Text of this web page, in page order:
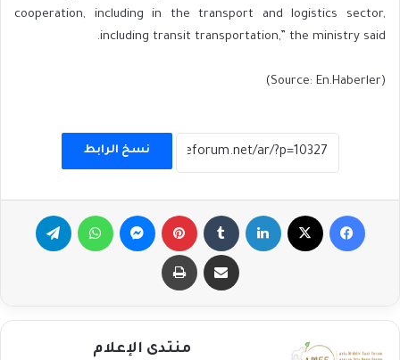
cooperation, including in the transport and logistics sector,
including transit transportation,” the ministry said.
(Source: En.Haberler)
نسخ الرابط
فيسبوك لينكدإن بينتيريست ماسنجر واتساب تيلقرام
مشاركة عبر البريد طباعة
منتدى الإعلام